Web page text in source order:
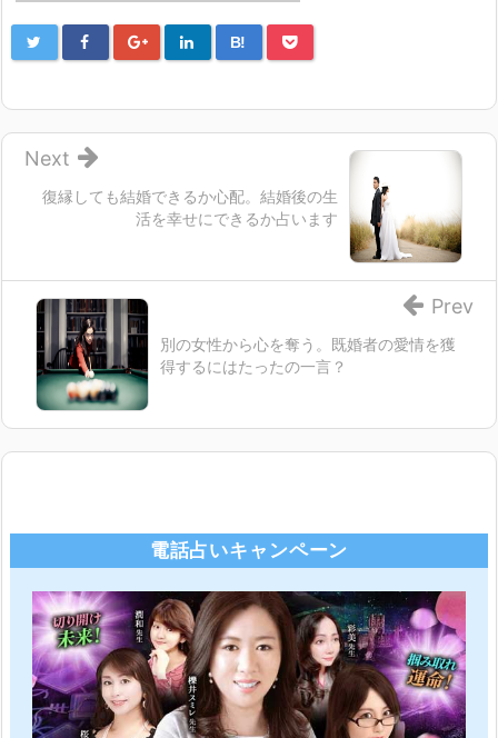
B!
復縁しても結婚できるか心配。結婚後の生
活を幸せにできるか占います
Next
別の女性から心を奪う。既婚者の愛情を獲
得するにはたったの一言？
Prev
電話占いキャンペーン